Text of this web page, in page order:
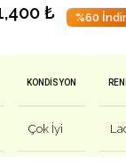
₺ %60
KONDISYON
Çok İyi